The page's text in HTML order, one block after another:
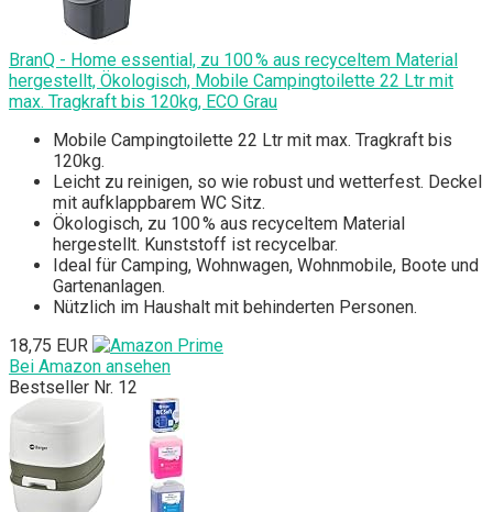
BranQ - Home essential, zu 100 % aus recyceltem Material
hergestellt, Ökologisch, Mobile Campingtoilette 22 Ltr mit
max. Tragkraft bis 120kg, ECO Grau
Mobile Campingtoilette 22 Ltr mit max. Tragkraft bis
120kg.
Leicht zu reinigen, so wie robust und wetterfest. Deckel
mit aufklappbarem WC Sitz.
Ökologisch, zu 100 % aus recyceltem Material
hergestellt. Kunststoff ist recycelbar.
Ideal für Camping, Wohnwagen, Wohnmobile, Boote und
Gartenanlagen.
Nützlich im Haushalt mit behinderten Personen.
18,75 EUR
Bei Amazon ansehen
Bestseller Nr. 12